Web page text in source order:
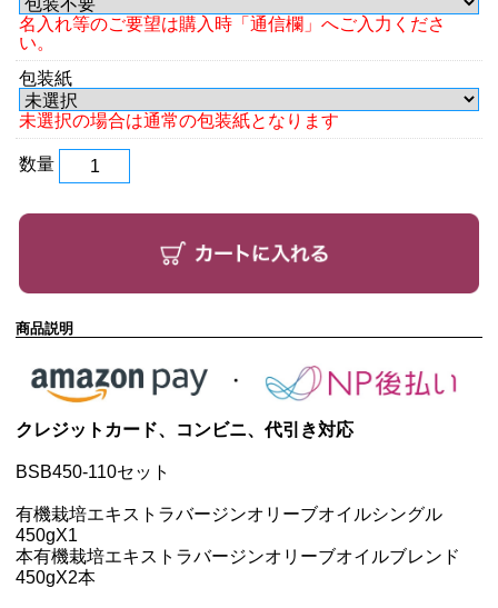
名入れ等のご要望は購入時「通信欄」へご入力くださ
い。
包装紙
未選択の場合は通常の包装紙となります
数量
商品説明
クレジットカード、コンビニ、代引き対応
BSB450-110セット
有機栽培エキストラバージンオリーブオイルシングル
450gX1
本有機栽培エキストラバージンオリーブオイルブレンド
450gX2本